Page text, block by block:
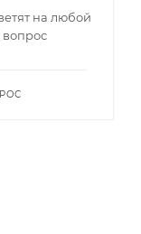
на любой